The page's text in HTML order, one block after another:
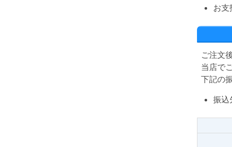
お支
ご注文
当店で
下記の
振込